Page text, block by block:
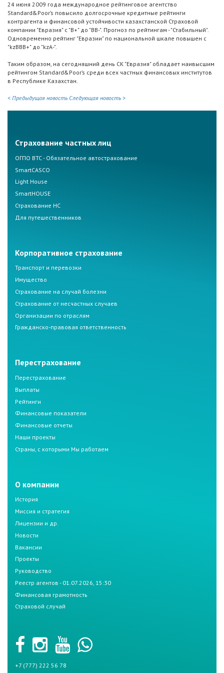
24 июня 2009 года международное рейтинговое агентство
Standard&Poor’s повысило долгосрочные кредитные рейтинги
контрагента и финансовой устойчивости казахстанской Страховой
компании "Евразия" с "В+" до "BB-". Прогноз по рейтингам - "Стабильный".
Одновременно рейтинг "Евразии" по национальной шкале повышен с
"kzВВВ+" до "kzA-".
Таким образом, на сегодняшний день СК "Евразия" обладает наивысшим
рейтингом Standard&Poor’s среди всех частных финансовых институтов
в Республике Казахстан.
< Предыдущая новость Следующая новость >
Страхование частных лиц
ОГПО ВТС - Обязательное автострахование
SmartCASCO
Light House
SmartHOUSE
Страхование НС
Для путешественников
Корпоративное страхование
Транспорт и перевозки
Имущество
Страхование на случай болезни
Страхование от несчастных случаев
Организации по отраслям
Гражданско-правовая ответственность
Перестрахование
Перестрахование
Выплаты
Рейтинги
Финансовые показатели
Финансовые отчеты
Наши проекты
Страны, с которыми Мы работаем
О компании
История
Миссия и стратегия
Лицензии и др.
Новости
Вакансии
Проекты
Руководство
Реестр агентов - 01.07.2026, 15:30
Финансовая грамотность
Страховой случай
+7 (777) 222 56 78